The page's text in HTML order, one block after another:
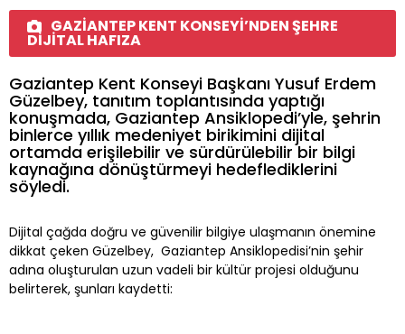
GAZİANTEP KENT KONSEYİ’NDEN ŞEHRE
DİJİTAL HAFIZA
Gaziantep Kent Konseyi Başkanı Yusuf Erdem
Güzelbey, tanıtım toplantısında yaptığı
konuşmada, Gaziantep Ansiklopedi’yle, şehrin
binlerce yıllık medeniyet birikimini dijital
ortamda erişilebilir ve sürdürülebilir bir bilgi
kaynağına dönüştürmeyi hedeflediklerini
söyledi.
Dijital çağda doğru ve güvenilir bilgiye ulaşmanın önemine
dikkat çeken Güzelbey, Gaziantep Ansiklopedisi’nin şehir
adına oluşturulan uzun vadeli bir kültür projesi olduğunu
belirterek, şunları kaydetti: